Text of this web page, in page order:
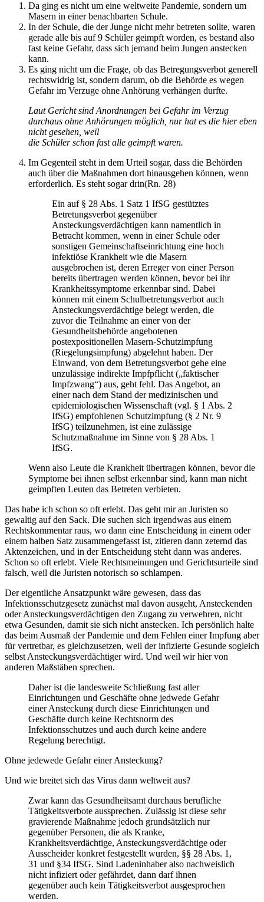
Da ging es nicht um eine weltweite Pandemie, sondern um
Masern in einer benachbarten Schule.
In der Schule, die der Junge nicht mehr betreten sollte, waren
gerade alle bis auf 9 Schüler geimpft worden, es bestand also
fast keine Gefahr, dass sich jemand beim Jungen anstecken
kann.
Es ging nicht um die Frage, ob das Betregungsverbot generell
rechtswidrig ist, sondern darum, ob die Behörde es wegen
Gefahr im Verzuge ohne Anhörung verhängen durfte.
Laut Gericht sind Anordnungen bei Gefahr im Verzug
durchaus ohne Anhörungen möglich, nur hat es die hier eben
nicht gesehen, weil
die Schüler schon fast alle geimpft waren.
Im Gegenteil steht in dem Urteil sogar, dass die Behörden
auch über die Maßnahmen dort hinausgehen können, wenn
erforderlich. Es steht sogar drin(Rn. 28)
Ein auf § 28 Abs. 1 Satz 1 IfSG gestütztes
Betretungsverbot gegenüber
Ansteckungsverdächtigen kann namentlich in
Betracht kommen, wenn in einer Schule oder
sonstigen Gemeinschaftseinrichtung eine hoch
infektiöse Krankheit wie die Masern
ausgebrochen ist, deren Erreger von einer Person
bereits übertragen werden können, bevor bei ihr
Krankheitssymptome erkennbar sind. Dabei
können mit einem Schulbetretungsverbot auch
Ansteckungsverdächtige belegt werden, die
zuvor die Teilnahme an einer von der
Gesundheitsbehörde angebotenen
postexpositionellen Masern-Schutzimpfung
(Riegelungsimpfung) abgelehnt haben. Der
Einwand, von dem Betretungsverbot gehe eine
unzulässige indirekte Impfpflicht („faktischer
Impfzwang“) aus, geht fehl. Das Angebot, an
einer nach dem Stand der medizinischen und
epidemiologischen Wissenschaft (vgl. § 1 Abs. 2
IfSG) empfohlenen Schutzimpfung (§ 2 Nr. 9
IfSG) teilzunehmen, ist eine zulässige
Schutzmaßnahme im Sinne von § 28 Abs. 1
IfSG.
Wenn also Leute die Krankheit übertragen können, bevor die
Symptome bei ihnen selbst erkennbar sind, kann man nicht
geimpften Leuten das Betreten verbieten.
Das habe ich schon so oft erlebt. Das geht mir an Juristen so
gewaltig auf den Sack. Die suchen sich irgendwas aus einem
Rechtskommentar raus, wo dann eine Entscheidung in einem oder
einem halben Satz zusammengefasst ist, zitieren dann zeternd das
Aktenzeichen, und in der Entscheidung steht dann was anderes.
Schon so oft erlebt. Viele Rechtsmeinungen und Gerichtsurteile sind
falsch, weil die Juristen notorisch so schlampen.
Der eigentliche Ansatzpunkt wäre gewesen, dass das
Infektionsschutzgesetz zunächst mal davon ausgeht, Ansteckenden
oder Ansteckungsverdächtigen den Zugang zu verwehren, nicht
etwa Gesunden, damit sie sich nicht anstecken. Ich persönlich halte
das beim Ausmaß der Pandemie und dem Fehlen einer Impfung aber
für vertretbar, es gleichzusetzen, weil der infizierte Gesunde sogleich
selbst Ansteckungsverdächtiger wird. Und weil wir hier von
anderen Maßstäben sprechen.
Daher ist die landesweite Schließung fast aller
Einrichtungen und Geschäfte ohne jedwede Gefahr
einer Ansteckung durch diese Einrichtungen und
Geschäfte durch keine Rechtsnorm des
Infektionsschutzes und auch durch keine andere
Regelung berechtigt.
Ohne jedewede Gefahr einer Ansteckung?
Und wie breitet sich das Virus dann weltweit aus?
Zwar kann das Gesundheitsamt durchaus berufliche
Tätigkeitsverbote aussprechen. Zulässig ist diese sehr
gravierende Maßnahme jedoch grundsätzlich nur
gegenüber Personen, die als Kranke,
Krankheitsverdächtige, Ansteckungsverdächtige oder
Ausscheider konkret festgestellt wurden, §§ 28 Abs. 1,
31 und §34 IfSG. Sind Ladeninhaber also nachweislich
nicht infiziert oder gefährdet, dann darf ihnen
gegenüber auch kein Tätigkeitsverbot ausgesprochen
werden.